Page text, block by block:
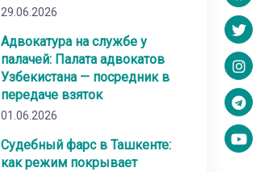
29.06.2026
Адвокатура на службе у
палачей: Палата адвокатов
Узбекистана — посредник в
передаче взяток
01.06.2026
Судебный фарс в Ташкенте:
как режим покрывает